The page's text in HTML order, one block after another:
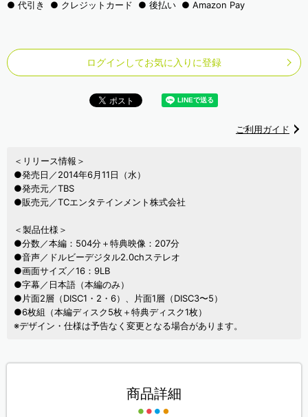
代引き
クレジットカード 後払い Amazon Pay
ログインしてお気に入りに登録
ご利用ガイド
＜リリース情報＞
●発売日／2014年6月11日（水）
●発売元／TBS
●販売元／TCエンタテインメント株式会社
＜製品仕様＞
●分数／本編：504分＋特典映像：207分
●音声／ドルビーデジタル2.0chステレオ
●画面サイズ／16：9LB
●字幕／日本語（本編のみ）
●片面2層（DISC1・2・6）、片面1層（DISC3〜5）
●6枚組（本編ディスク5枚＋特典ディスク1枚）
※デザイン・仕様は予告なく変更となる場合があります。
商品詳細